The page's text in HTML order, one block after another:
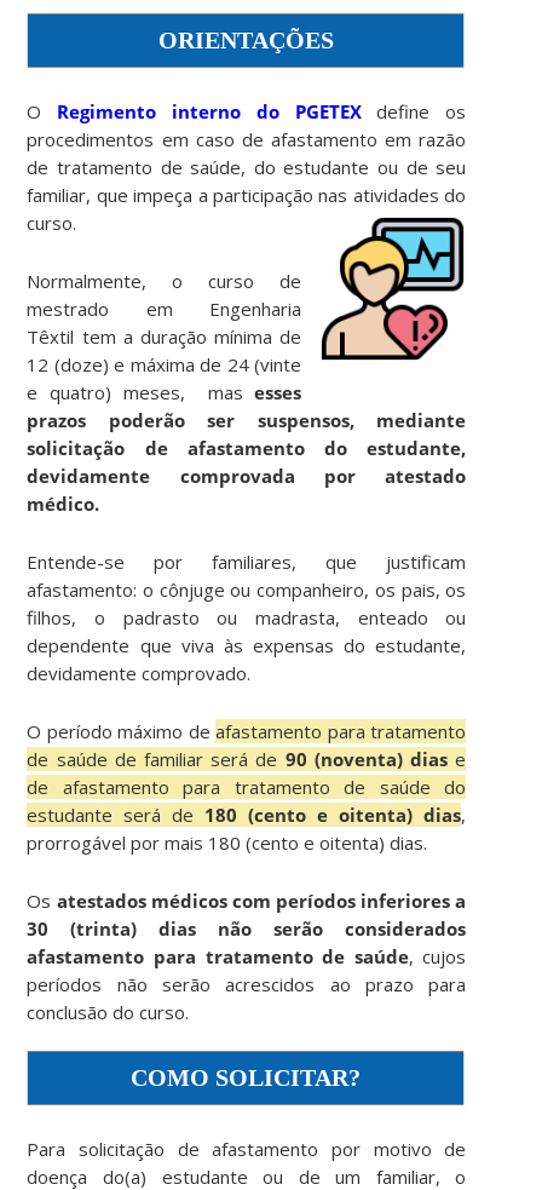
ORIENTAÇÕES
O Regimento interno do PGETEXdefine os
procedimentos em caso de afastamento em razão
de tratamento de saúde, do estudante ou de seu
familiar, que impeça a participação nas atividades do
curso.
Normalmente, o curso de
mestrado em Engenharia
Têxtil tem a duração mínima de
12 (doze) e máxima de 24 (vinte
e quatro) meses, masesses
prazos poderão ser suspensos, mediante
solicitação de afastamento do estudante,
devidamente comprovada por atestado
médico.
Entende-se por familiares, que justificam
afastamento: o cônjuge ou companheiro, os pais, os
filhos, o padrasto ou madrasta, enteado ou
dependente que viva às expensas do estudante,
devidamente comprovado.
O período máximo deafastamento para tratamento
de saúde de familiar será de 90 (noventa) dias e
de afastamento para tratamento de saúde do
estudante será de 180 (cento e oitenta) dias,
prorrogável por mais 180 (cento e oitenta) dias.
Os atestados médicos com períodos inferiores a
30 (trinta) dias não serão considerados
afastamento para tratamento de saúde, cujos
períodos não serão acrescidos ao prazo para
conclusão do curso.
COMO SOLICITAR?
Para solicitação de afastamento por motivo de
doença do(a) estudante ou de um familiar, o